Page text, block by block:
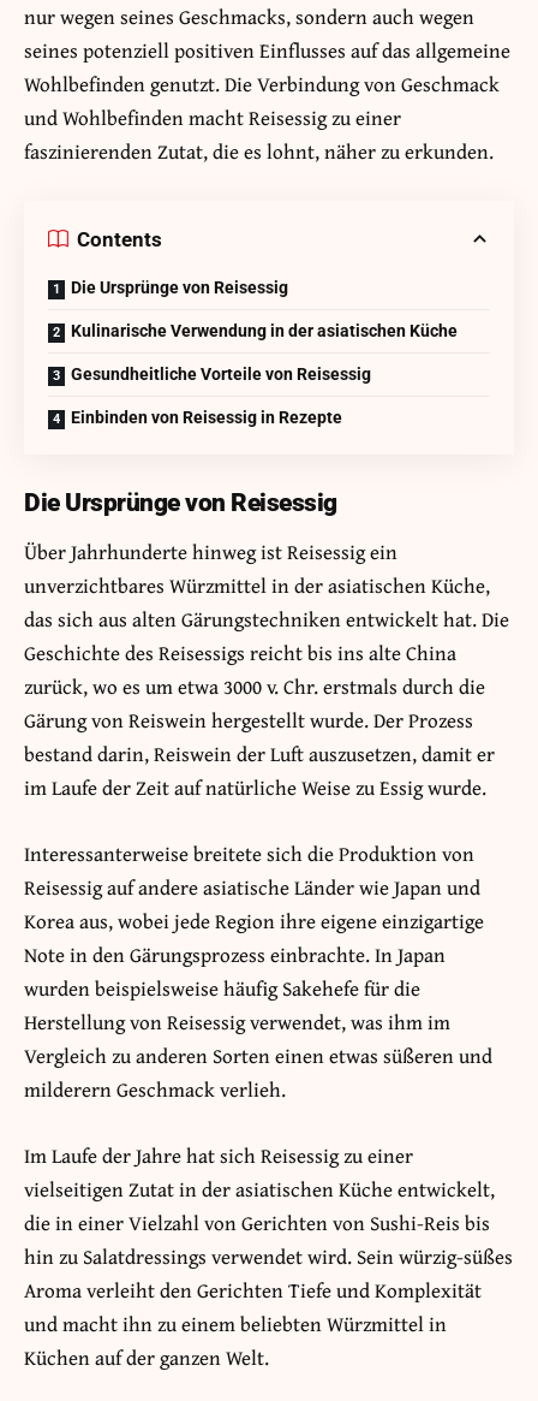
nur wegen seines Geschmacks, sondern auch wegen
seines potenziell positiven Einflusses auf das allgemeine
Wohlbefinden genutzt. Die Verbindung von Geschmack
und Wohlbefinden macht Reisessig zu einer
faszinierenden Zutat, die es lohnt, näher zu erkunden.
Contents
Die Ursprünge von Reisessig
Kulinarische Verwendung in der asiatischen Küche
Gesundheitliche Vorteile von Reisessig
Einbinden von Reisessig in Rezepte
Die Ursprünge von Reisessig
Über Jahrhunderte hinweg ist Reisessig ein
unverzichtbares Würzmittel in der asiatischen Küche,
das sich aus alten Gärungstechniken entwickelt hat. Die
Geschichte des Reisessigs reicht bis ins alte China
zurück, wo es um etwa 3000 v. Chr. erstmals durch die
Gärung von Reiswein hergestellt wurde. Der Prozess
bestand darin, Reiswein der Luft auszusetzen, damit er
im Laufe der Zeit auf natürliche Weise zu Essig wurde.
Interessanterweise breitete sich die Produktion von
Reisessig auf andere asiatische Länder wie Japan und
Korea aus, wobei jede Region ihre eigene einzigartige
Note in den Gärungsprozess einbrachte. In Japan
wurden beispielsweise häufig Sakehefe für die
Herstellung von Reisessig verwendet, was ihm im
Vergleich zu anderen Sorten einen etwas süßeren und
milderern Geschmack verlieh.
Im Laufe der Jahre hat sich Reisessig zu einer
vielseitigen Zutat in der asiatischen Küche entwickelt,
die in einer Vielzahl von Gerichten von Sushi-Reis bis
hin zu Salatdressings verwendet wird. Sein würzig-süßes
Aroma verleiht den Gerichten Tiefe und Komplexität
und macht ihn zu einem beliebten Würzmittel in
Küchen auf der ganzen Welt.